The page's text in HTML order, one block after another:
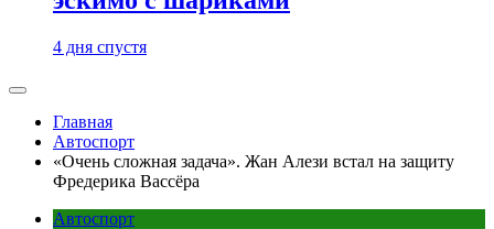
4 дня спустя
Главная
Автоспорт
«Очень сложная задача». Жан Алези встал на защиту
Фредерика Вассёра
Автоспорт